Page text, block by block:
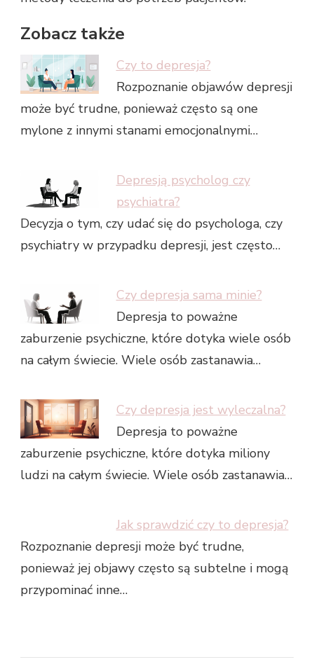
Zobacz także
Czy to depresja?
Rozpoznanie objawów depresji
może być trudne, ponieważ często są one
mylone z innymi stanami emocjonalnymi…
Depresją psycholog czy
psychiatra?
Decyzja o tym, czy udać się do psychologa, czy
psychiatry w przypadku depresji, jest często…
Czy depresja sama minie?
Depresja to poważne
zaburzenie psychiczne, które dotyka wiele osób
na całym świecie. Wiele osób zastanawia…
Czy depresja jest wyleczalna?
Depresja to poważne
zaburzenie psychiczne, które dotyka miliony
ludzi na całym świecie. Wiele osób zastanawia…
Jak sprawdzić czy to depresja?
Rozpoznanie depresji może być trudne,
ponieważ jej objawy często są subtelne i mogą
przypominać inne…